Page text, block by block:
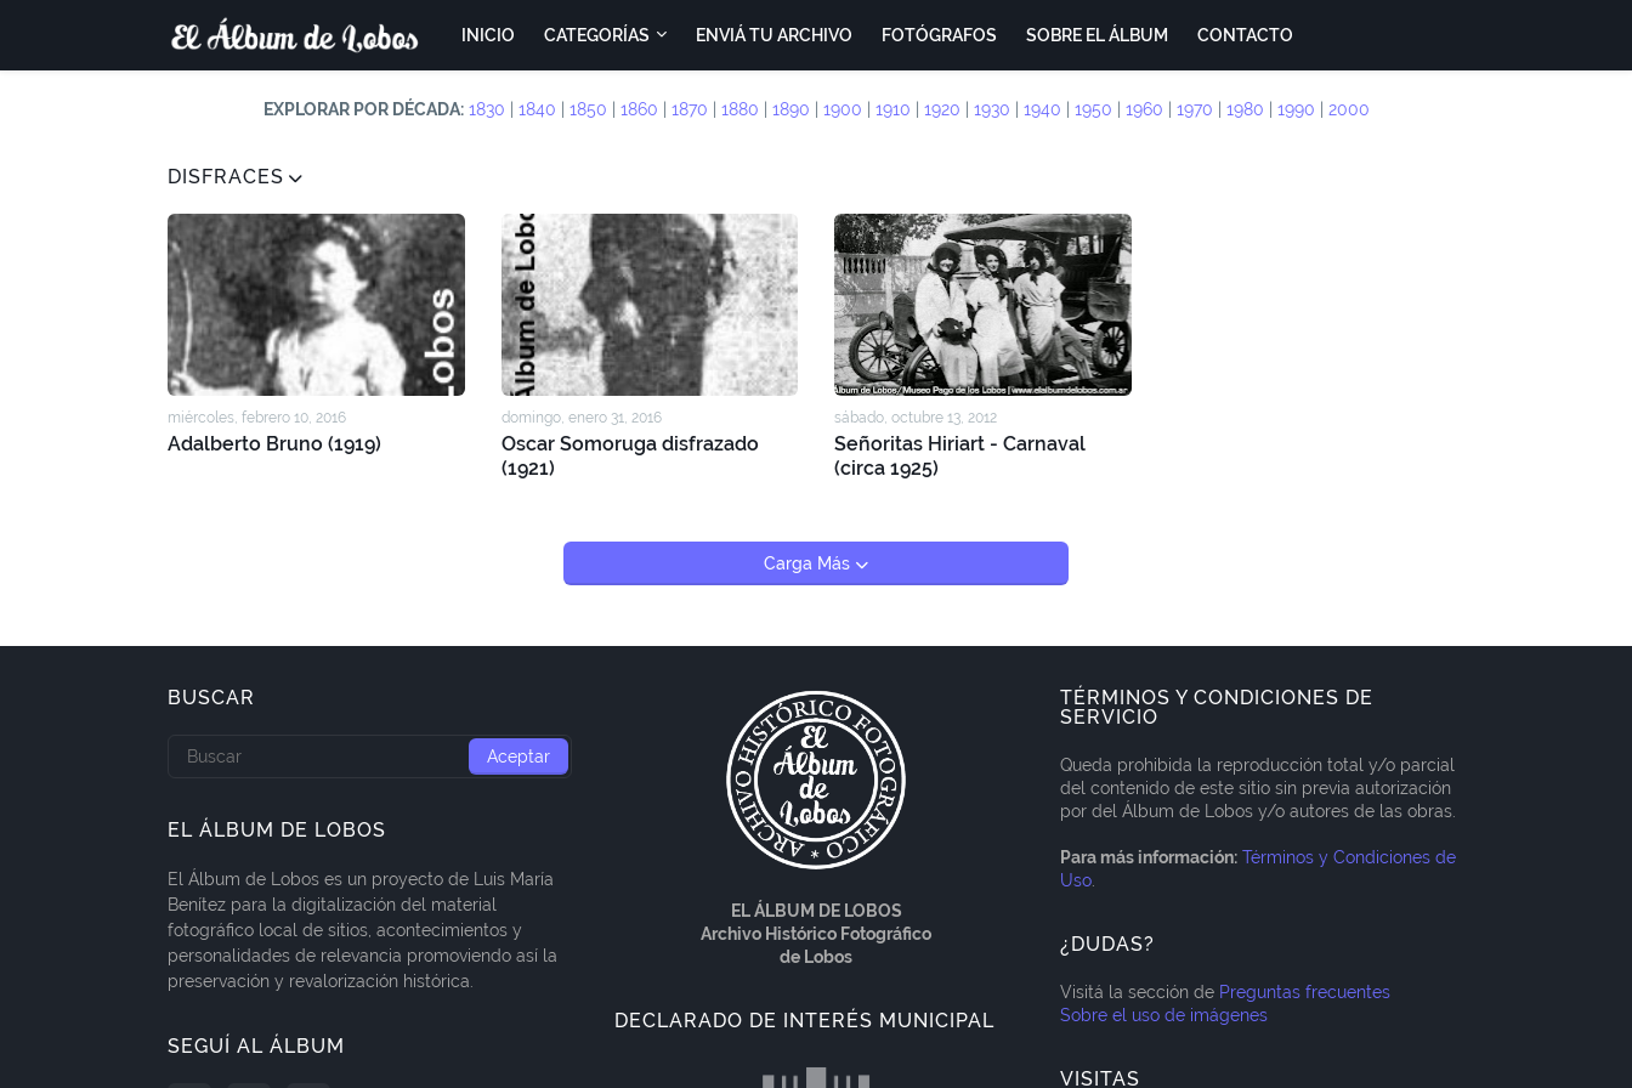
INICIO CATEGORÍAS ENVIÁ TU ARCHIVO FOTÓGRAFOS SOBRE EL ÁLBUM CONTACTO
EXPLORAR POR DÉCADA: 1830 1840 1850 1860 1870 1880 1890 1900 1910 1920 1930 1940 1950 1960 1970 1980 1990 2000
DISFRACES
miércoles, febrero 10, 2016
Adalberto Bruno (1919)
domingo, enero 31, 2016
Oscar Somoruga disfrazado
(1921)
sábado, octubre 13, 2012
Señoritas Hiriart - Carnaval
(circa 1925)
Carga Más
BUSCAR
EL ÁLBUM DE LOBOS
El Álbum de Lobos es un proyecto de Luis María
Benítez para la digitalización del material
fotográfico local de sitios, acontecimientos y
personalidades de relevancia promoviendo así la
preservación y revalorización histórica.
SEGUÍ AL ÁLBUM
EL ÁLBUM DE LOBOS
Archivo Histórico Fotográfico
de Lobos
DECLARADO DE INTERÉS MUNICIPAL
TÉRMINOS Y CONDICIONES DE
SERVICIO
Queda prohibida la reproducción total y/o parcial
del contenido de este sitio sin previa autorización
por del Álbum de Lobos y/o autores de las obras.
Para más información: Términos y Condiciones de
Uso
¿DUDAS?
Visitá la sección de Preguntas frecuentes
Sobre el uso de imágenes
VISITAS